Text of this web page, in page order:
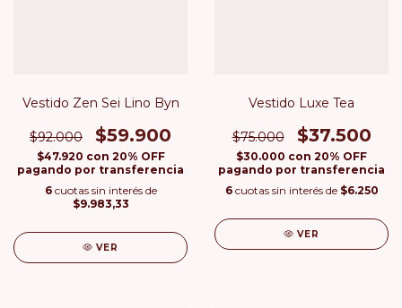
Vestido Zen Sei Lino Byn
$92.000 $59.900
$47.920 con 20% OFF
pagando por transferencia
6 cuotas sin interés de
$9.983,33
VER
Vestido Luxe Tea
$75.000 $37.500
$30.000 con 20% OFF
pagando por transferencia
6 cuotas sin interés de $6.250
VER